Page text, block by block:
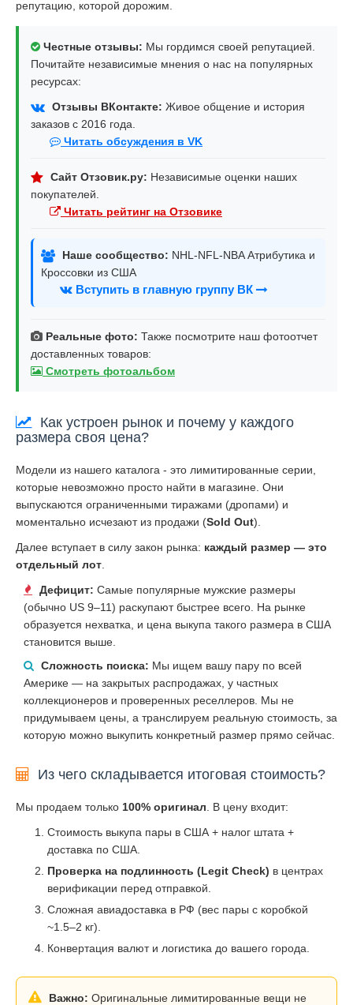
репутацию, которой дорожим.
Честные отзывы: Мы гордимся своей репутацией.
Почитайте независимые мнения о нас на популярных
ресурсах:
Отзывы ВКонтакте: Живое общение и история
заказов с 2016 года.
Читать обсуждения в VK
Сайт Отзовик.ру: Независимые оценки наших
покупателей.
Читать рейтинг на Отзовике
Наше сообщество: NHL-NFL-NBA Атрибутика и
Кроссовки из США
Вступить в главную группу ВК
Реальные фото: Также посмотрите наш фотоотчет
доставленных товаров:
Смотреть фотоальбом
Как устроен рынок и почему у каждого
размера своя цена?
Модели из нашего каталога - это лимитированные серии,
которые невозможно просто найти в магазине. Они
выпускаются ограниченными тиражами (дропами) и
моментально исчезают из продажи (Sold Out).
Далее вступает в силу закон рынка: каждый размер — это
отдельный лот
Дефицит: Самые популярные мужские размеры
(обычно US 9–11) раскупают быстрее всего. На рынке
образуется нехватка, и цена выкупа такого размера в США
становится выше.
Сложность поиска: Мы ищем вашу пару по всей
Америке — на закрытых распродажах, у частных
коллекционеров и проверенных реселлеров. Мы не
придумываем цены, а транслируем реальную стоимость, за
которую можно выкупить конкретный размер прямо сейчас.
Из чего складывается итоговая стоимость?
Мы продаем только 100% оригинал . В цену входит:
Стоимость выкупа пары в США + налог штата +
доставка по США.
Проверка на подлинность (Legit Check) в центрах
верификации перед отправкой.
Сложная авиадоставка в РФ (вес пары с коробкой
~1.5–2 кг).
Конвертация валют и логистика до вашего города.
Важно: Оригинальные лимитированные вещи не